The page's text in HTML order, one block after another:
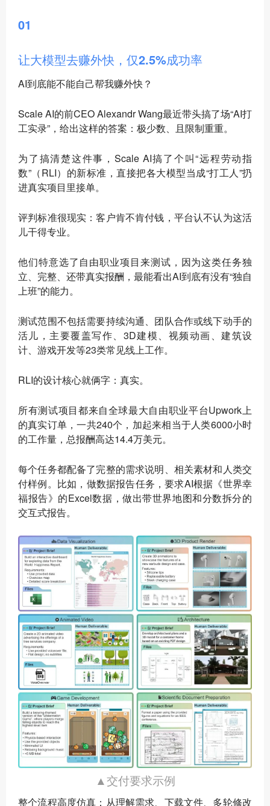
01
让大模型去赚外快，仅2.5%成功率
AI到底能不能自己帮我赚外快？
Scale AI的前CEO Alexandr Wang最近带头搞了场“AI打
工实录”，给出这样的答案：极少数、且限制重重。
为了搞清楚这件事，Scale AI搞了个叫“远程劳动指
数”（RLI）的新标准，直接把各大模型当成“打工人”扔
进真实项目里接单。
评判标准很现实：客户肯不肯付钱，平台认不认为这活
儿干得专业。
他们特意选了自由职业项目来测试，因为这类任务独
立、完整、还带真实报酬，最能看出AI到底有没有“独自
上班”的能力。
测试范围不包括需要持续沟通、团队合作或线下动手的
活儿，主要覆盖写作、3D建模、视频动画、建筑设
计、游戏开发等23类常见线上工作。
RLI的设计核心就俩字：真实。
所有测试项目都来自全球最大自由职业平台Upwork上
的真实订单，一共240个，加起来相当于人类6000小时
的工作量，总报酬高达14.4万美元。
每个任务都配备了完整的需求说明、相关素材和人类交
付样例。比如，做数据报告任务，要求AI根据《世界幸
福报告》的Excel数据，做出带世界地图和分数拆分的
交互式报告。
▲交付要求示例
整个流程高度仿真：从理解需求、下载文件、多轮修改